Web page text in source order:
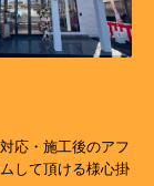
応・施工後のアフ
して頂ける様心掛